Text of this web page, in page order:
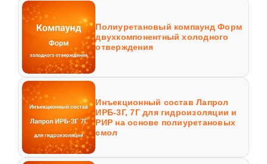
Полиуретановый компаунд Форм
двухкомпонентный холодного
отверждения
Инъекционный состав Лапрол
ИРБ-3Г, 7Г для гидроизоляции и
РИР на основе полиуретановых
смол